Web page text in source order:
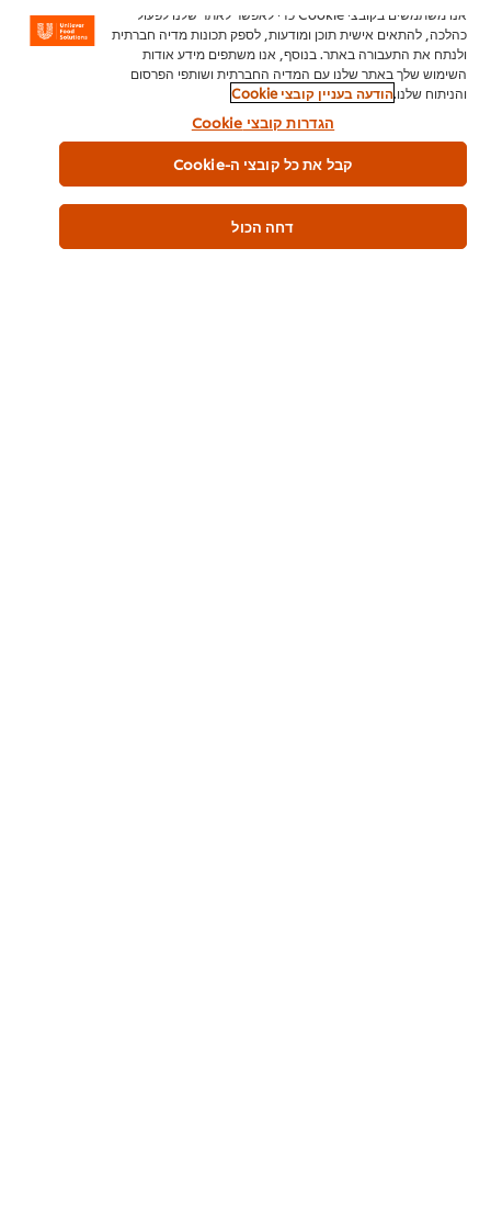
באתר זה
קראתי ואני מסכיםלתנאי השימוש*
אנו משתמשים בקובצי Cookie כדי לאפשר לאתר שלנו לפעול
כהלכה, להתאים אישית תוכן ומודעות, לספק תכונות מדיה חברתית
ולנתח את התעבורה באתר. בנוסף, אנו משתפים מידע אודות
השימוש שלך באתר שלנו עם המדיה החברתית ושותפי הפרסום
והניתוח שלנו.הודעה בעניין קובצי Cookie
הגדרות קובצי Cookie
דחה הכול
קבל את כל קובצי ה-Cookie